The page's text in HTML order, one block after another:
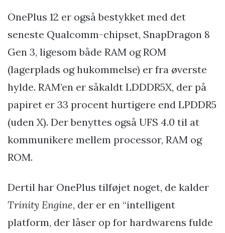
OnePlus 12 er også bestykket med det
seneste Qualcomm-chipset, SnapDragon 8
Gen 3, ligesom både RAM og ROM
(lagerplads og hukommelse) er fra øverste
hylde. RAM’en er såkaldt LDDDR5X, der på
papiret er 33 procent hurtigere end LPDDR5
(uden X). Der benyttes også UFS 4.0 til at
kommunikere mellem processor, RAM og
ROM.
Dertil har OnePlus tilføjet noget, de kalder
Trinity Engine, der er en “intelligent
platform, der låser op for hardwarens fulde